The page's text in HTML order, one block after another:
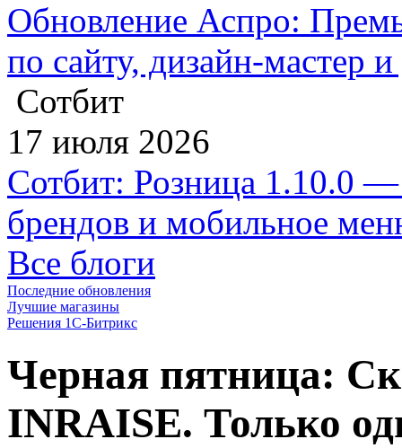
Обновление Аспро:
по сайту, дизайн-мастер
Сотбит
17 июля 2026
Сотбит: Розница 1.10.0 —
брендов и мобильное
Все блоги
Последние обновления
Лучшие магазины
Решения 1С-Битрикс
Черная пятница:
INRAISE. Только